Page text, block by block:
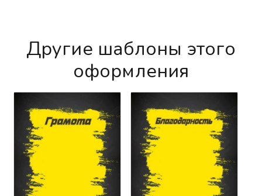
Другие шаблоны этого
оформления